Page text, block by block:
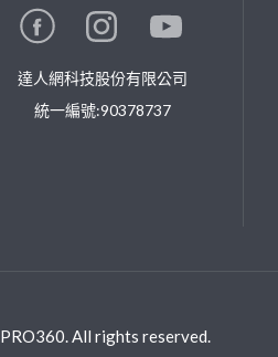
達人網科技股份有限公司
統一編號:90378737
PRO360. All rights reserved.